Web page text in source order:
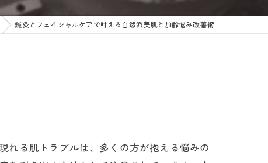
鍼灸とフェイシャルケアで叶える自然派美肌と加齢悩み改善術
れる肌トラブルは、多くの方が抱える悩みの